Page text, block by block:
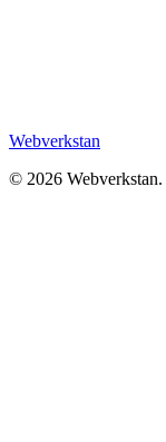
Webverkstan
© 2026 Webverkstan.